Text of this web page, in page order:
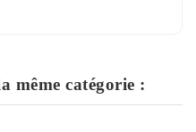
même catégorie :